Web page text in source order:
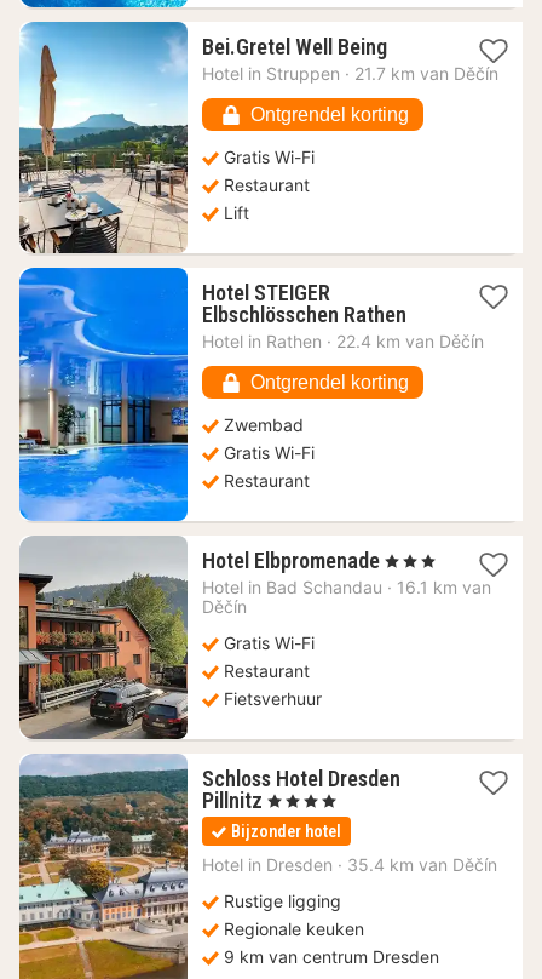
Bei.Gretel Well Being1
nacht
160,93
€
Hotel in Struppen · 21.7 km van Děčín
Ontgrendel korting
Gratis Wi-Fi
Restaurant
Lift
Hotel STEIGER
Elbschlösschen Rathen1
nacht
169,34
€
Hotel in Rathen · 22.4 km van Děčín
Ontgrendel korting
Zwembad
Gratis Wi-Fi
Restaurant
Hotel Elbpromenade 1
nacht
, 3 Sterren
Hotel in Bad Schandau · 16.1 km van
Děčín
Gratis Wi-Fi
Restaurant
Fietsverhuur
Schloss Hotel Dresden
Pillnitz 1
nacht
vanaf
199,28
, 4 Sterren
Bijzonder hotel
Hotel in Dresden · 35.4 km van Děčín
Rustige ligging
Regionale keuken
9 km van centrum Dresden